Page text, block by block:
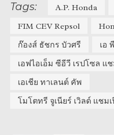
Tags: A.P. Honda
FIM CEV Repsol
ก๊องส์ ธัชกร บัวศรี
เอ
เอฟไอเอ็ม ซีอีวี เรปโซล แ
เอเชีย ทาเลนต์ คัพ
โมโตทรี จูเนียร์ เวิลด์ แชม